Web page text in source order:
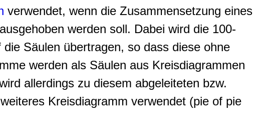
verwendet, wenn die Zusammensetzung eines
werden soll. Dabei wird die 100-
Säulen übertragen, so dass diese ohne
werden als Säulen aus Kreisdiagrammen
allerdings zu diesem abgeleiteten bzw.
Kreisdiagramm verwendet (pie of pie